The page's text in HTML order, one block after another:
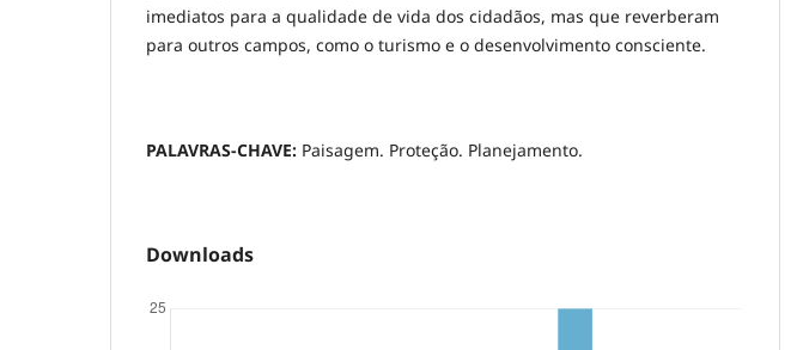
imediatos para a qualidade de vida dos cidadãos, mas que reverberam
para outros campos, como o turismo e o desenvolvimento consciente.
PALAVRAS-CHAVE: Paisagem. Proteção. Planejamento.
Downloads